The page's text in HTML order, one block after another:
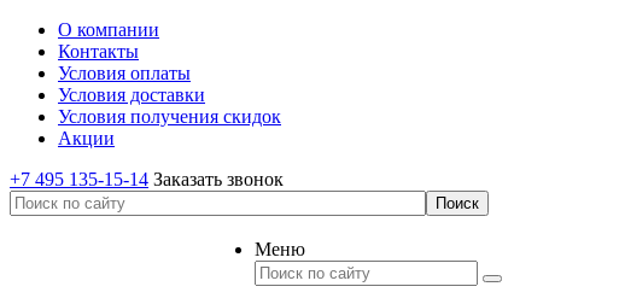
О компании
Контакты
Условия оплаты
Условия доставки
Условия получения скидок
Акции
+7 495 135-15-14 Заказать звонок
Меню